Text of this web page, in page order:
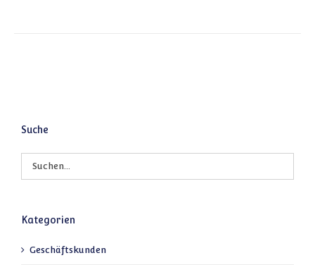
Suche
Kategorien
Geschäftskunden